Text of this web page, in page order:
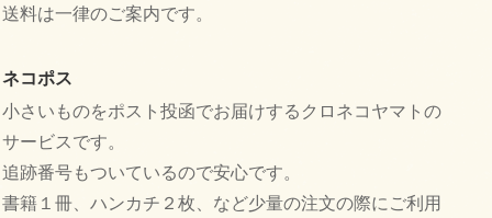
送料は一律のご案内です。
ネコポス
小さいものをポスト投函でお届けするクロネコヤマトの
サービスです。
追跡番号もついているので安心です。
書籍１冊、ハンカチ２枚、など少量の注文の際にご利用